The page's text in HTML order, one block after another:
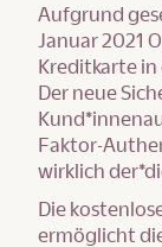
Aufgrund
Januar 2021
Kreditkarte
Der neue
Faktor-
wirklich
Die
ermöglicht